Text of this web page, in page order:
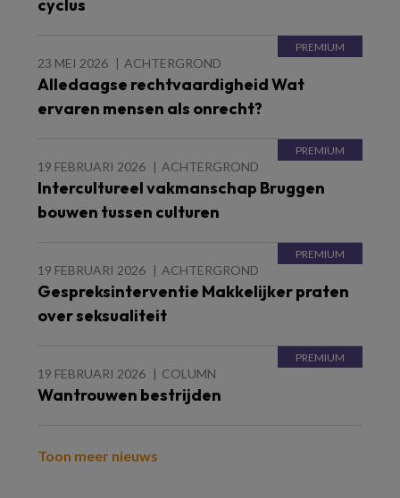
cyclus
23 MEI 2026 ACHTERGROND
Alledaagse rechtvaardigheid Wat
ervaren mensen als onrecht?
19 FEBRUARI 2026 ACHTERGROND
Intercultureel vakmanschap Bruggen
bouwen tussen culturen
19 FEBRUARI 2026 ACHTERGROND
Gespreksinterventie Makkelijker praten
over seksualiteit
19 FEBRUARI 2026 COLUMN
Wantrouwen bestrijden
Toon meer nieuws